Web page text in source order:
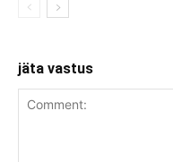
jäta vastus